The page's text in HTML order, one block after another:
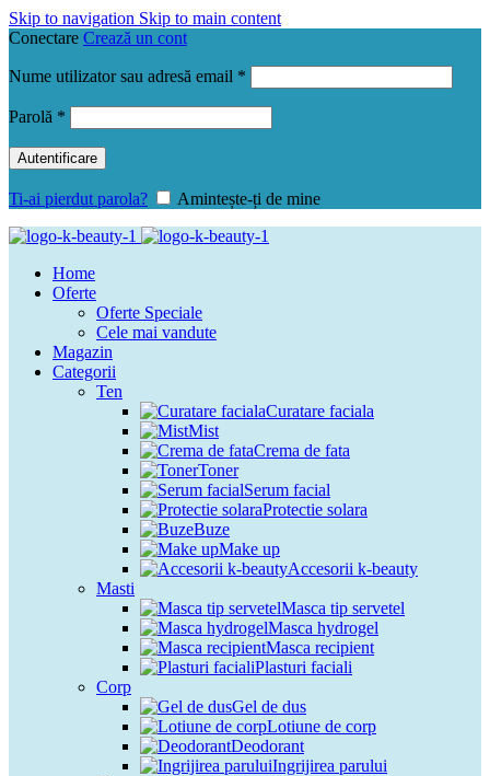
Skip to navigation Skip to main content
Conectare Crează un cont
Nume utilizator sau adresă email *
Parolă *
Autentificare
Ti-ai pierdut parola? Amintește-ți de mine
Home
Oferte
Oferte Speciale
Cele mai vandute
Magazin
Categorii
Ten
Curatare faciala
Mist
Crema de fata
Toner
Serum facial
Protectie solara
Buze
Make up
Accesorii k-beauty
Masti
Masca tip servetel
Masca hydrogel
Masca recipient
Plasturi faciali
Corp
Gel de dus
Lotiune de corp
Deodorant
Ingrijirea parului